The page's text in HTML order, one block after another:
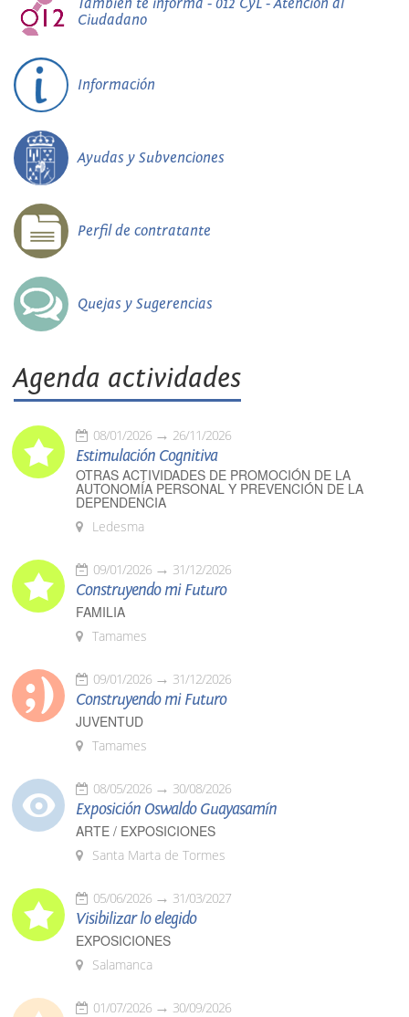
Ciudadano
Información
Ayudas y Subvenciones
Perfil de contratante
Quejas y Sugerencias
Agenda actividades
08/01/2026 26/11/2026
Estimulación Cognitiva
OTRAS ACTIVIDADES DE PROMOCIÓN DE LA
AUTONOMÍA PERSONAL Y PREVENCIÓN DE LA
DEPENDENCIA
Ledesma
09/01/2026 31/12/2026
Construyendo mi Futuro
FAMILIA
Tamames
09/01/2026 31/12/2026
Construyendo mi Futuro
JUVENTUD
Tamames
08/05/2026 30/08/2026
Exposición Oswaldo Guayasamín
ARTE / EXPOSICIONES
Santa Marta de Tormes
05/06/2026 31/03/2027
Visibilizar lo elegido
EXPOSICIONES
Salamanca
01/07/2026 30/09/2026